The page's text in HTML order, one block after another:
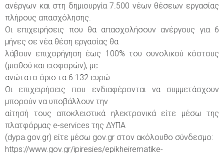
ανέργων και στη δημιουργία 7.500 νέων θέσεων εργασίας
πλήρους απασχόλησης.
Οι επιχειρήσεις που θα απασχολήσουν ανέργους για 6
μήνες σε νέα θέση εργασίας θα
λάβουν επιχορήγηση έως 100% του συνολικού κόστους
(μισθού και εισφορών), με
ανώτατο όριο τα 6.132 ευρώ.
Οι επιχειρήσεις που ενδιαφέρονται να συμμετάσχουν
μπορούν να υποβάλλουν την
αίτησή τους αποκλειστικά ηλεκτρονικά είτε μέσω της
πλατφόρμας e-services της ΔΥΠΑ
(dypa.gov.gr) είτε μέσω gov.gr στον ακόλουθο σύνδεσμο:
https://www.gov.gr/ipiresies/epikheirematike-